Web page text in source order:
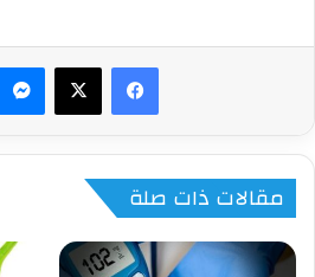
مقالات ذات صلة